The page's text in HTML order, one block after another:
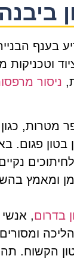
בענף
ניסור
מטרות,
בטון
ומאמץ
בדרום,
הקשוח.